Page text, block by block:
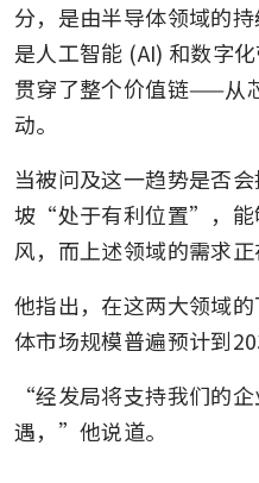
分，是由半导体领域的
是人工智能 (AI) 和数字
贯穿了整个价值链——从
动。
当被问及这一趋势是否
坡“处于有利位置”，能
风，而上述领域的需求
他指出，在这两大领域
体市场规模普遍预计到
“经发局将支持我们的
遇，”他说道。